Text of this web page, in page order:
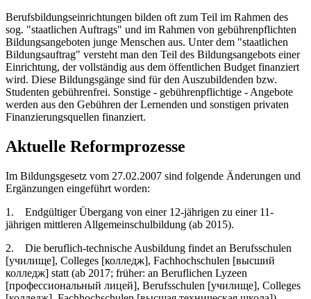
Berufsbildungseinrichtungen bilden oft zum Teil im Rahmen des
sog. "staatlichen Auftrags" und im Rahmen von gebührenpflichten
Bildungsangeboten junge Menschen aus. Unter dem "staatlichen
Bildungsauftrag" versteht man den Teil des Bildungsangebots einer
Einrichtung, der vollständig aus dem öffentlichen Budget finanziert
wird. Diese Bildungsgänge sind für den Auszubildenden bzw.
Studenten gebührenfrei. Sonstige - gebührenpflichtige - Angebote
werden aus den Gebühren der Lernenden und sonstigen privaten
Finanzierungsquellen finanziert.
Aktuelle Reformprozesse
Im Bildungsgesetz vom 27.02.2007 sind folgende Änderungen und
Ergänzungen eingeführt worden:
1. Endgültiger Übergang von einer 12-jährigen zu einer 11-
jährigen mittleren Allgemeinschulbildung (ab 2015).
2. Die beruflich-technische Ausbildung findet an Berufsschulen
[училище], Colleges [колледж], Fachhochschulen [высший
колледж] statt (ab 2017; früher: an Beruflichen Lyzeen
[профессиональный лицей], Berufsschulen [училище], Colleges